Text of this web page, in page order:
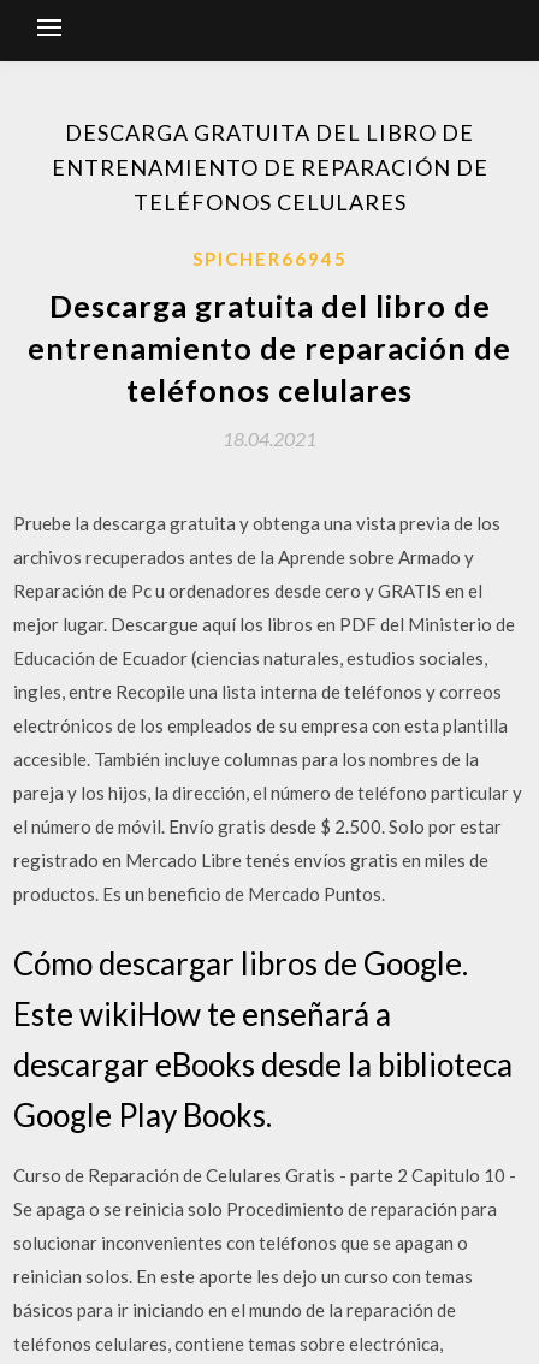
DESCARGA GRATUITA DEL LIBRO DE
ENTRENAMIENTO DE REPARACIÓN DE
TELÉFONOS CELULARES
SPICHER66945
Descarga gratuita del libro de
entrenamiento de reparación de
teléfonos celulares
18.04.2021
Pruebe la descarga gratuita y obtenga una vista previa de los
archivos recuperados antes de la Aprende sobre Armado y
Reparación de Pc u ordenadores desde cero y GRATIS en el
mejor lugar. Descargue aquí los libros en PDF del Ministerio de
Educación de Ecuador (ciencias naturales, estudios sociales,
ingles, entre Recopile una lista interna de teléfonos y correos
electrónicos de los empleados de su empresa con esta plantilla
accesible. También incluye columnas para los nombres de la
pareja y los hijos, la dirección, el número de teléfono particular y
el número de móvil. Envío gratis desde $ 2.500. Solo por estar
registrado en Mercado Libre tenés envíos gratis en miles de
productos. Es un beneficio de Mercado Puntos.
Cómo descargar libros de Google.
Este wikiHow te enseñará a
descargar eBooks desde la biblioteca
Google Play Books.
Curso de Reparación de Celulares Gratis - parte 2 Capitulo 10 -
Se apaga o se reinicia solo Procedimiento de reparación para
solucionar inconvenientes con teléfonos que se apagan o
reinician solos. En este aporte les dejo un curso con temas
básicos para ir iniciando en el mundo de la reparación de
teléfonos celulares, contiene temas sobre electrónica,